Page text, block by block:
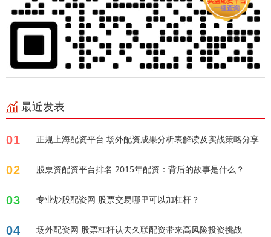
最近发表
01 正规上海配资平台 场外配资成果分析表解读及实战策略分享
02 股票资配资平台排名 2015年配资：背后的故事是什么？
03 专业炒股配资网 股票交易哪里可以加杠杆？
04 场外配资网 股票杠杆认去久联配资带来高风险投资挑战